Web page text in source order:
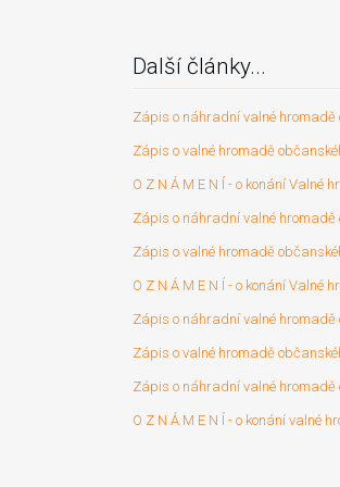
Další články...
Zápis o náhradní valné hromadě
Zápis o valné hromadě
O Z N Á M E N Í - o konání Valné
Zápis o náhradní valné hromadě
Zápis o valné hromadě
O Z N Á M E N Í - o konání Valné
Zápis o náhradní valné hromadě
Zápis o valné hromadě
Zápis o náhradní valné hromadě
O Z N Á M E N Í - o konání valné